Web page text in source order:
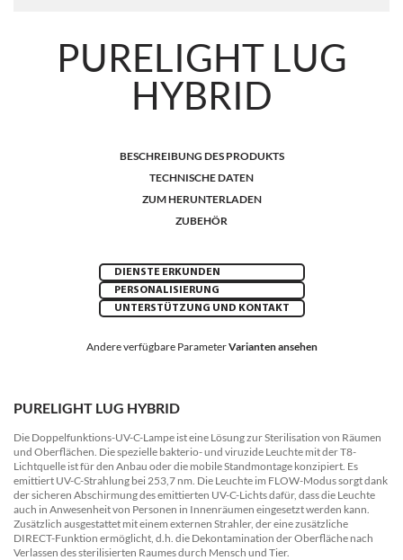
PURELIGHT LUG
HYBRID
BESCHREIBUNG DES PRODUKTS
TECHNISCHE DATEN
ZUM HERUNTERLADEN
ZUBEHÖR
DIENSTE ERKUNDEN
PERSONALISIERUNG
UNTERSTÜTZUNG UND KONTAKT
Andere verfügbare ParameterVarianten ansehen
PURELIGHT LUG HYBRID
Die Doppelfunktions-UV-C-Lampe ist eine Lösung zur Sterilisation von Räumen
und Oberflächen. Die spezielle bakterio- und viruzide Leuchte mit der T8-
Lichtquelle ist für den Anbau oder die mobile Standmontage konzipiert. Es
emittiert UV-C-Strahlung bei 253,7 nm. Die Leuchte im FLOW-Modus sorgt dank
der sicheren Abschirmung des emittierten UV-C-Lichts dafür, dass die Leuchte
auch in Anwesenheit von Personen in Innenräumen eingesetzt werden kann.
Zusätzlich ausgestattet mit einem externen Strahler, der eine zusätzliche
DIRECT-Funktion ermöglicht, d.h. die Dekontamination der Oberfläche nach
Verlassen des sterilisierten Raumes durch Mensch und Tier.